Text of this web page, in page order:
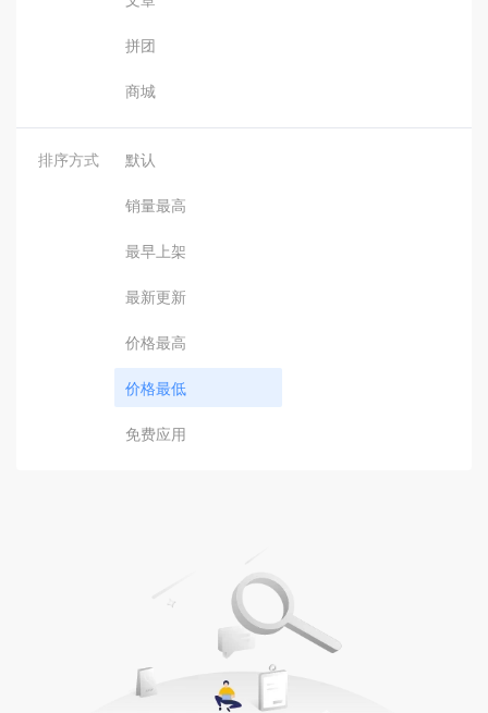
拼团
商城
排序方式 默认
销量最高
最早上架
最新更新
价格最高
价格最低
免费应用